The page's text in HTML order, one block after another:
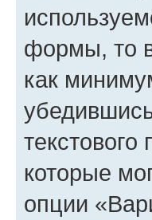
формы, то
как
которые
опции